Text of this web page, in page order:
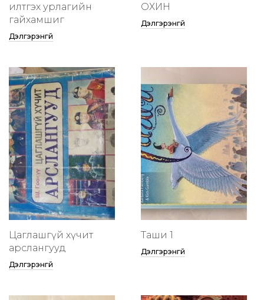
илтгэх урлагийн
гайхамшиг
Дэлгэрэнгүй
ОХИН
Дэлгэрэнгүй
Цаглашгүй хүчит
арслангууд
Дэлгэрэнгүй
Таши 1
Дэлгэрэнгүй